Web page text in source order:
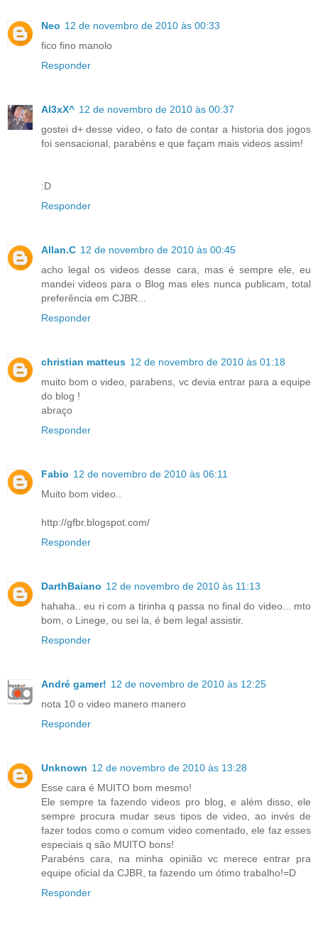
Neo 12 de novembro de 2010 às 00:33
fico fino manolo
Responder
Al3xX^ 12 de novembro de 2010 às 00:37
gostei d+ desse video, o fato de contar a historia dos jogos
foi sensacional, parabéns e que façam mais videos assim!
:D
Responder
Allan.C 12 de novembro de 2010 às 00:45
acho legal os videos desse cara, mas é sempre ele, eu
mandei videos para o Blog mas eles nunca publicam, total
preferência em CJBR...
Responder
christian matteus 12 de novembro de 2010 às 01:18
muito bom o video, parabens, vc devia entrar para a equipe
do blog !
abraço
Responder
Fabio 12 de novembro de 2010 às 06:11
Muito bom video..
http://gfbr.blogspot.com/
Responder
DarthBaiano 12 de novembro de 2010 às 11:13
hahaha.. eu ri com a tirinha q passa no final do video... mto
bom, o Linege, ou sei la, é bem legal assistir.
Responder
André gamer! 12 de novembro de 2010 às 12:25
nota 10 o video manero manero
Responder
Unknown 12 de novembro de 2010 às 13:28
Esse cara é MUITO bom mesmo!
Ele sempre ta fazendo videos pro blog, e além disso, ele
sempre procura mudar seus tipos de video, ao invés de
fazer todos como o comum video comentado, ele faz esses
especiais q são MUITO bons!
Parabéns cara, na minha opinião vc merece entrar pra
equipe oficial da CJBR, ta fazendo um ótimo trabalho!=D
Responder